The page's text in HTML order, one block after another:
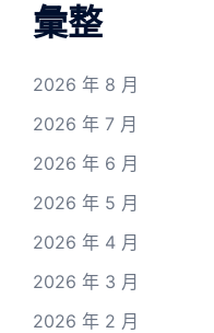
彙整
2026 年 8 月
2026 年 7 月
2026 年 6 月
2026 年 5 月
2026 年 4 月
2026 年 3 月
2026 年 2 月